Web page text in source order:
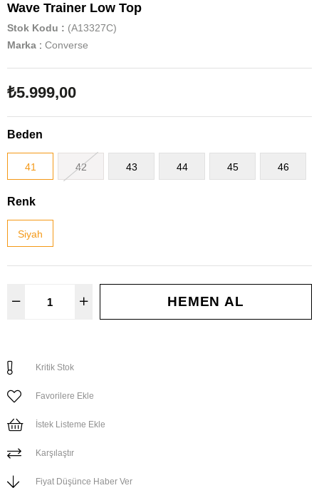
Wave Trainer Low Top
Stok Kodu
(A13327C)
Marka : Converse
₺5.999,00
Beden
41 42 43 44 45 46
Renk
Siyah
Kritik Stok
Favorilere Ekle
İstek Listeme Ekle
Karşılaştır
Fiyat Düşünce Haber Ver